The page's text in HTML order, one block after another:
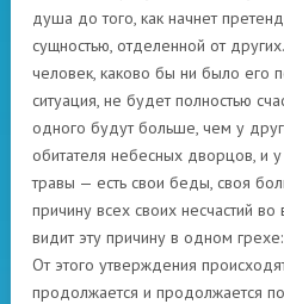
душа до того, как начнет
сущностью, отделенной от
человек, каково бы ни было его
ситуация, не будет полностью
одного будут больше, чем у
обитателя небесных дворцов, и
травы — есть свои беды, своя
причину всех своих несчастий
видит эту причину в одном
От этого утверждения
продолжается и продолжается